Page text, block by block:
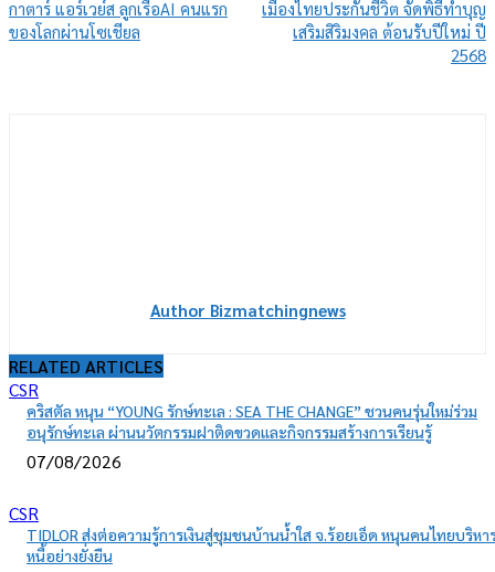
กาตาร์ แอร์เวย์ส ลูกเรือAI คนแรก
ของโลกผ่านโซเชียล
เมืองไทยประกันชีวิต จัดพิธีทำบุญ
เสริมสิริมงคล ต้อนรับปีใหม่ ปี
2568
Author Bizmatchingnews
RELATED ARTICLES
CSR
คริสตัล หนุน “YOUNG รักษ์ทะเล : SEA THE CHANGE” ชวนคนรุ่นใหม่ร่วม
อนุรักษ์ทะเล ผ่านนวัตกรรมฝาติดขวดและกิจกรรมสร้างการเรียนรู้
07/08/2026
CSR
TIDLOR ส่งต่อความรู้การเงินสู่ชุมชนบ้านน้ำใส จ.ร้อยเอ็ด หนุนคนไทยบริหา
หนี้อย่างยั่งยืน